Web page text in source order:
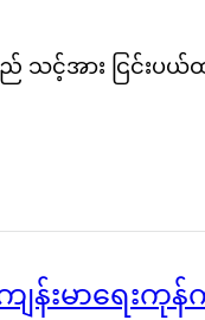
င့်အား ငြင်းပယ်ထ
န်းမာရေးကု